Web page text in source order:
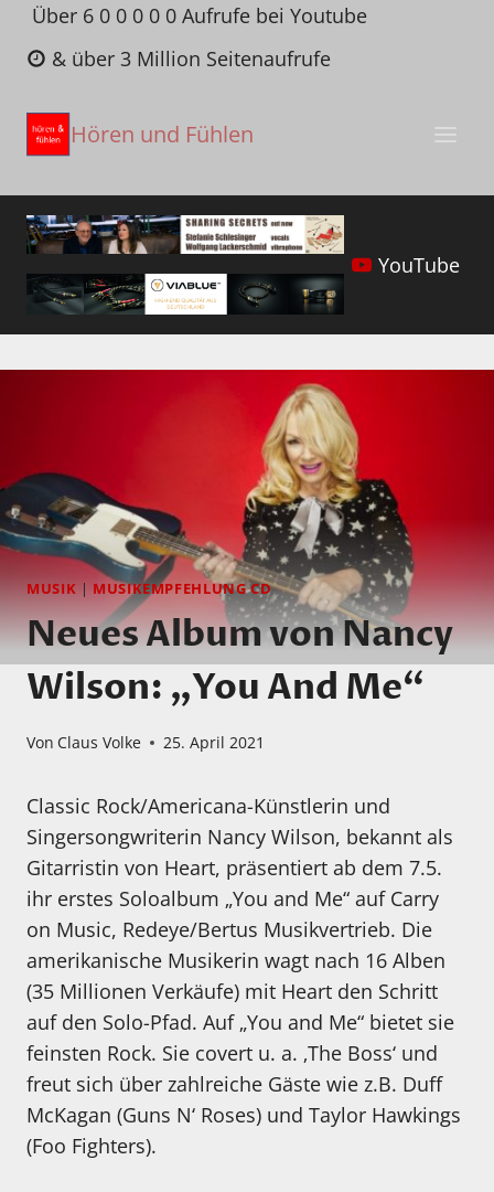
Zum
Inhalt
springen
Über 6 0 0 0 0 0 Aufrufe bei Youtube
& über 3 Million Seitenaufrufe
Hören und Fühlen
YouTube
MUSIK | MUSIKEMPFEHLUNG CD
Neues Album von Nancy
Wilson: „You And Me“
Von Claus Volke 25. April 2021
Classic Rock/Americana-Künstlerin und
Singersongwriterin Nancy Wilson, bekannt als
Gitarristin von Heart, präsentiert ab dem 7.5.
ihr erstes Soloalbum „You and Me“ auf Carry
on Music, Redeye/Bertus Musikvertrieb. Die
amerikanische Musikerin wagt nach 16 Alben
(35 Millionen Verkäufe) mit Heart den Schritt
auf den Solo-Pfad. Auf „You and Me“ bietet sie
feinsten Rock. Sie covert u. a. ‚The Boss‘ und
freut sich über zahlreiche Gäste wie z.B. Duff
McKagan (Guns N‘ Roses) und Taylor Hawkings
(Foo Fighters).